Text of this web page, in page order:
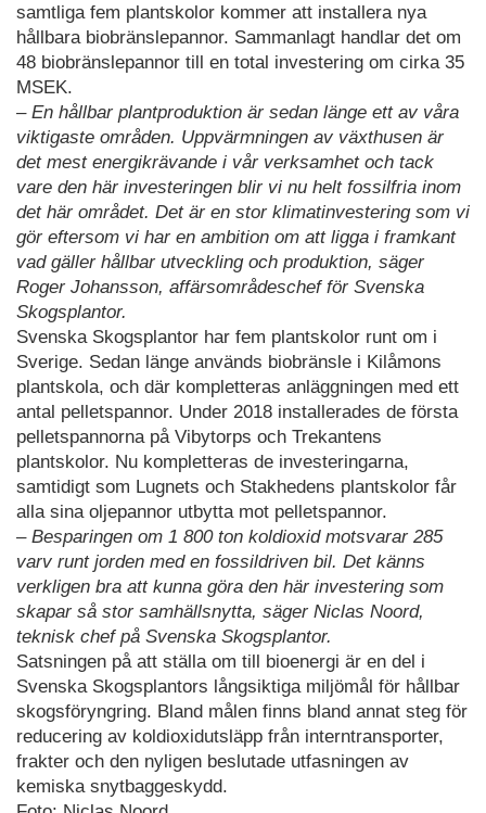
samtliga fem plantskolor kommer att installera nya
hållbara biobränslepannor. Sammanlagt handlar det om
48 biobränslepannor till en total investering om cirka 35
MSEK.
– En hållbar plantproduktion är sedan länge ett av våra
viktigaste områden. Uppvärmningen av växthusen är
det mest energikrävande i vår verksamhet och tack
vare den här investeringen blir vi nu helt fossilfria inom
det här området. Det är en stor klimatinvestering som vi
gör eftersom vi har en ambition om att ligga i framkant
vad gäller hållbar utveckling och produktion, säger
Roger Johansson, affärsområdeschef för Svenska
Skogsplantor.
Svenska Skogsplantor har fem plantskolor runt om i
Sverige. Sedan länge används biobränsle i Kilåmons
plantskola, och där kompletteras anläggningen med ett
antal pelletspannor. Under 2018 installerades de första
pelletspannorna på Vibytorps och Trekantens
plantskolor. Nu kompletteras de investeringarna,
samtidigt som Lugnets och Stakhedens plantskolor får
alla sina oljepannor utbytta mot pelletspannor.
– Besparingen om 1 800 ton koldioxid motsvarar 285
varv runt jorden med en fossildriven bil. Det känns
verkligen bra att kunna göra den här investering som
skapar så stor samhällsnytta, säger Niclas Noord,
teknisk chef på Svenska Skogsplantor.
Satsningen på att ställa om till bioenergi är en del i
Svenska Skogsplantors långsiktiga miljömål för hållbar
skogsföryngring. Bland målen finns bland annat steg för
reducering av koldioxidutsläpp från interntransporter,
frakter och den nyligen beslutade utfasningen av
kemiska snytbaggeskydd.